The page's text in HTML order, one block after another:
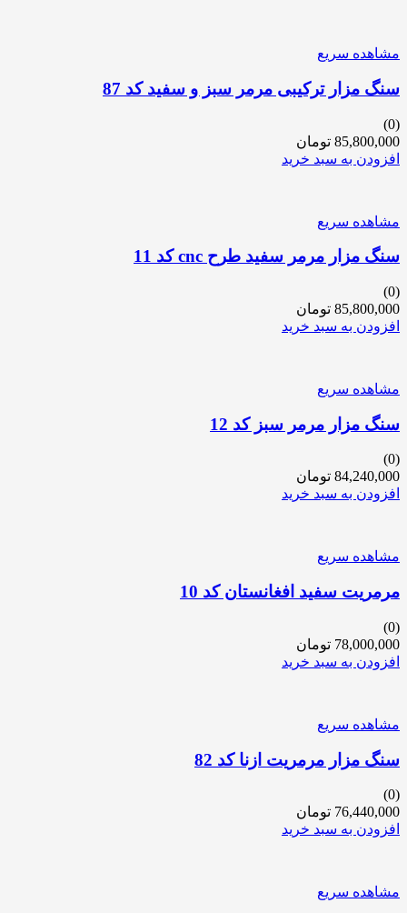
مشاهده سریع
سنگ مزار ترکیبی مرمر سبز و سفید کد 87
(0)
85,800,000 تومان
افزودن به سبد خرید
مشاهده سریع
سنگ مزار مرمر سفید طرح cnc کد 11
(0)
85,800,000 تومان
افزودن به سبد خرید
مشاهده سریع
سنگ مزار مرمر سبز کد 12
(0)
84,240,000 تومان
افزودن به سبد خرید
مشاهده سریع
مرمریت سفید افغانستان کد 10
(0)
78,000,000 تومان
افزودن به سبد خرید
مشاهده سریع
سنگ مزار مرمریت ازنا کد 82
(0)
76,440,000 تومان
افزودن به سبد خرید
مشاهده سریع